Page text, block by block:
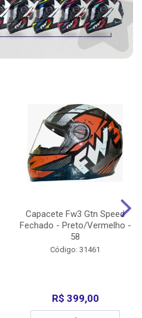
Capacete Fw3 Gtn Speed
Fechado - Preto/Vermelho -
58
Código: 31461
R$ 399,00